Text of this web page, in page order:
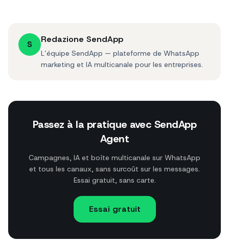
S Redazione SendApp
L’équipe SendApp — plateforme de WhatsApp
marketing et IA multicanale pour les entreprises.
Passez à la pratique avec SendApp
Agent
Campagnes, IA et boîte multicanale sur WhatsApp
et tous les canaux, sans surcoût sur les messages.
Essai gratuit, sans carte.
Essai gratuit